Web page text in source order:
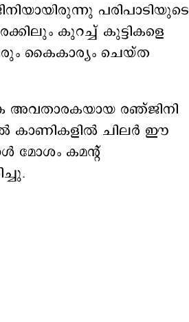
പരിപാടിയുടെ
കുറച്ച് കുട്ടികളെ
കൈകാര്യം ചെയ്ത
അവതാരകയായ രഞ്ജിനി
കാണികളിൽ ചിലർ ഈ
മോശം കമന്റ്